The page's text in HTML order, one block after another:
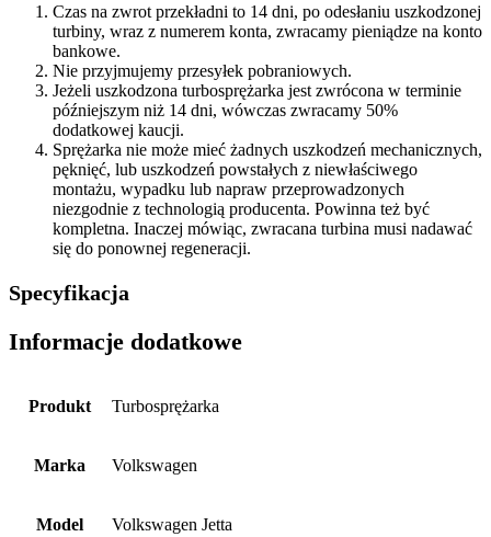
Czas na zwrot przekładni to 14 dni, po odesłaniu uszkodzonej
turbiny, wraz z numerem konta, zwracamy pieniądze na konto
bankowe.
Nie przyjmujemy przesyłek pobraniowych.
Jeżeli uszkodzona turbosprężarka jest zwrócona w terminie
późniejszym niż 14 dni, wówczas zwracamy 50%
dodatkowej kaucji.
Sprężarka nie może mieć żadnych uszkodzeń mechanicznych,
pęknięć, lub uszkodzeń powstałych z niewłaściwego
montażu, wypadku lub napraw przeprowadzonych
niezgodnie z technologią producenta. Powinna też być
kompletna. Inaczej mówiąc, zwracana turbina musi nadawać
się do ponownej regeneracji.
Specyfikacja
Informacje dodatkowe
Produkt Turbosprężarka
Marka Volkswagen
Model Volkswagen Jetta